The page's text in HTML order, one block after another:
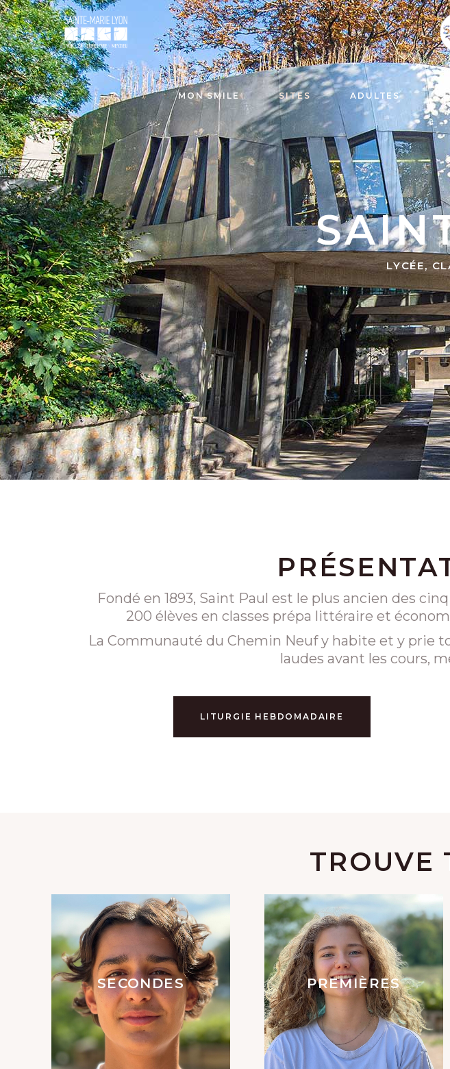
MON SMILE SITES ADULTES
LYCÉE,
Fondé en 1893, Saint Paul est le plus ancien des
200 élèves en classes prépa littéraire et
La Communauté du Chemin Neuf y habite et y prie
laudes avant les cours,
LITURGIE HEBDOMADAIRE
TROUVE
SECONDES PREMIÈRES